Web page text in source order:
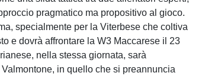
pragmatico ma propositivo al gioco.
specialmente per la Viterbese che coltiva
e dovrà affrontare la W3 Maccarese il 23
nella stessa giornata, sarà
in quello che si preannuncia